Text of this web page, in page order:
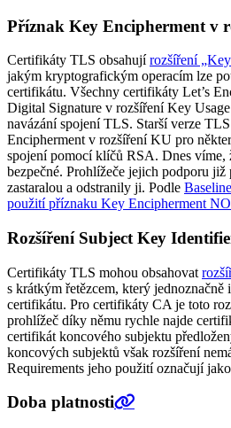
Příznak Key Encipherment v
Certifikáty TLS obsahujírozšíření
jakým kryptografickým operacím lze
certifikátu. Všechny certifikáty Let’s
Digital Signature v rozšíření Key
navázání spojení TLS. Starší verze
Encipherment v rozšíření KU pro
spojení pomocí klíčů RSA. Dnes víme,
bezpečné. Prohlížeče jejich podporu již
zastaralou a odstranily ji. Podle
použití příznaku Key Encipherment
Rozšíření Subject Key
Certifikáty TLS mohou obsahovat
s krátkým řetězcem, který
certifikátu. Pro certifikáty CA je toto
prohlížeč díky němu rychle najde
certifikát koncového subjektu
koncových subjektů však rozšíření
Requirements jeho použití označují
Doba platnosti